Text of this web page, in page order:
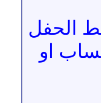
الحفل
او